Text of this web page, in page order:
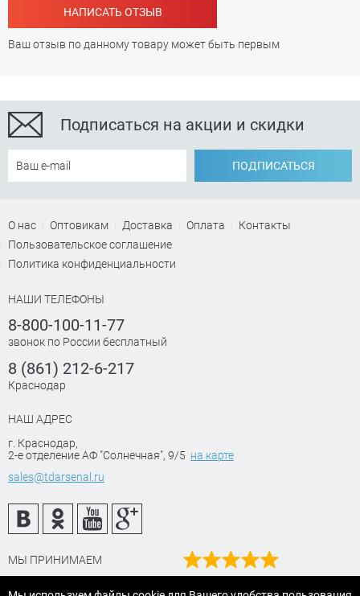
НАПИСАТЬ ОТЗЫВ
Ваш отзыв по данному товару может быть первым
Подписаться на акции и скидки
ПОДПИСАТЬСЯ
О нас Оптовикам Доставка Оплата
Контакты
Пользовательское соглашение
Политика конфиденциальности
НАШИ ТЕЛЕФОНЫ
8-800-100-11-77
звонок по России бесплатный
8 (861) 212-6-217
Краснодар
НАШ АДРЕС
г. Краснодар,
2-е отделение АФ "Солнечная", 9/5 на карте
sales@tdarsenal.ru
МЫ ПРИНИМАЕМ